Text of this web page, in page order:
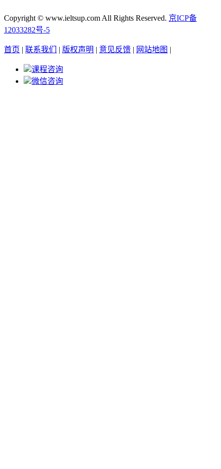
Copyright © www.ieltsup.com All Rights Reserved. 京ICP备
12033282号-5
首页 | 联系我们 | 版权声明 | 意见反馈 | 网站地图 |
课程咨询
微信咨询